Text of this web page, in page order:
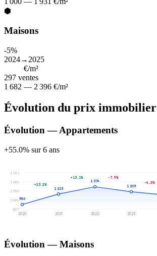
⬢
Maisons
-5%
2024→2025
€/m²
297 ventes
1 682 — 2 396 €/m²
Évolution du prix immobilier
Évolution — Appartements
+55.0% sur 6 ans
887
1 086
1 284
1 482
1 681
986
2020
1 215
2021
1 374
2022
1 265
2023
+23.2%
+13.1%
-7.9%
-6.2%
Évolution — Maisons